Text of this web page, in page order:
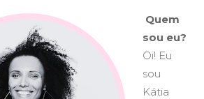
Quem
sou eu?
Oi! Eu
sou
Kátia